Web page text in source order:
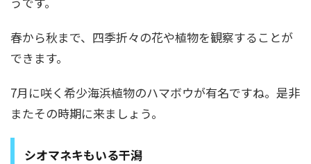
春から秋まで、四季折々の花や植物を観察することが
できます。
7月に咲く希少海浜植物のハマボウが有名ですね。是非
またその時期に来ましょう。
シオマネキもいる干潟